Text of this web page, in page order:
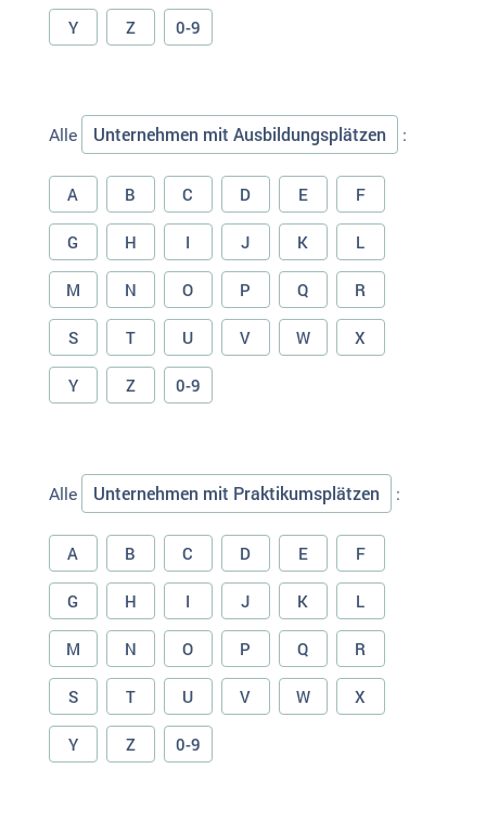
Y Z 0-9
Alle Unternehmen mit Ausbildungsplätzen :
A B C D E F
G H I J K L
M N O P Q R
S T U V W X
Y Z 0-9
Alle Unternehmen mit Praktikumsplätzen :
A B C D E F
G H I J K L
M N O P Q R
S T U V W X
Y Z 0-9